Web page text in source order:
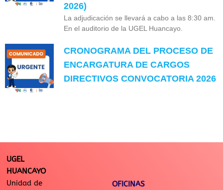
2026)
La adjudicación se llevará a cabo a las 8:30 am.
En el auditorio de la UGEL Huancayo.
CRONOGRAMA DEL PROCESO DE
ENCARGATURA DE CARGOS
DIRECTIVOS CONVOCATORIA 2026
UGEL
HUANCAYO
Unidad de
OFICINAS